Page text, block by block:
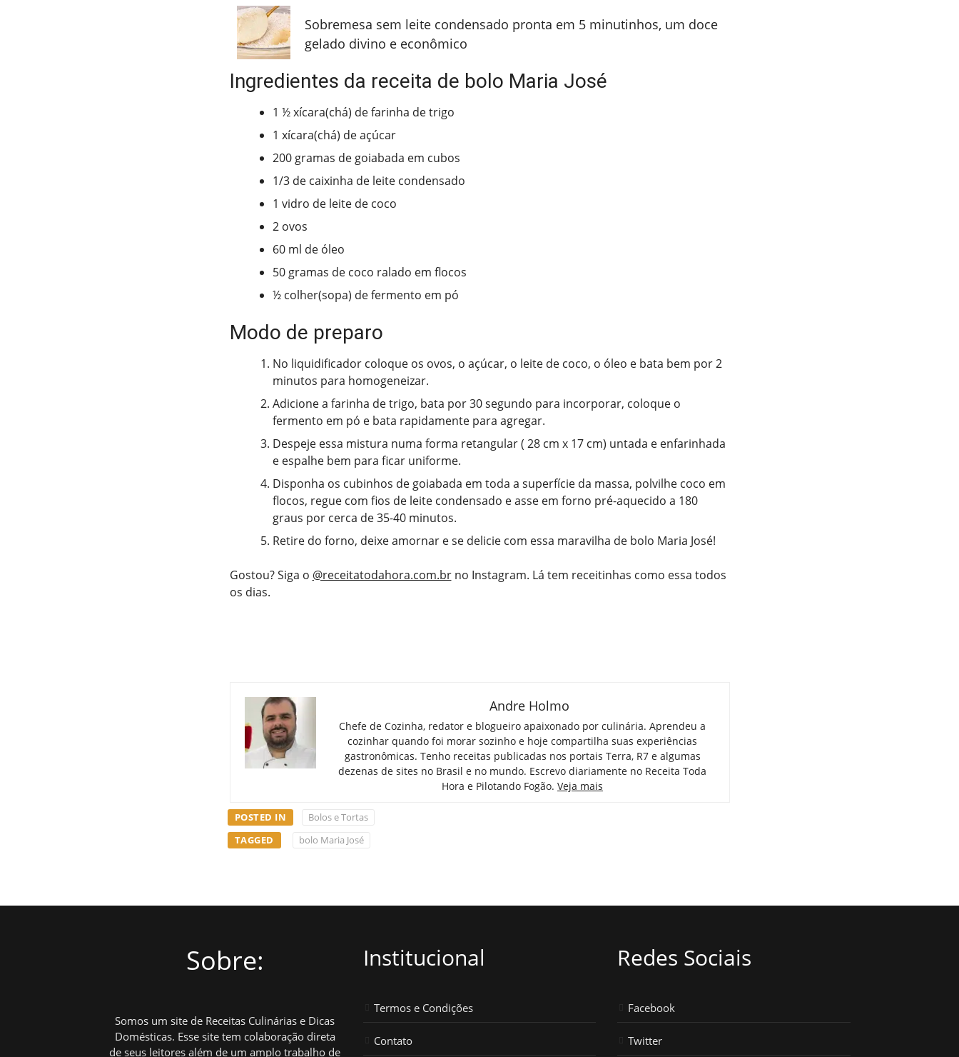
Sobremesa sem leite condensado pronta em 5 minutinhos, um doce
gelado divino e econômico
Ingredientes da receita de bolo Maria José
1 ½ xícara(chá) de farinha de trigo
1 xícara(chá) de açúcar
200 gramas de goiabada em cubos
1/3 de caixinha de leite condensado
1 vidro de leite de coco
2 ovos
60 ml de óleo
50 gramas de coco ralado em flocos
½ colher(sopa) de fermento em pó
Modo de preparo
No liquidificador coloque os ovos, o açúcar, o leite de coco, o óleo e bata bem por 2
minutos para homogeneizar.
Adicione a farinha de trigo, bata por 30 segundo para incorporar, coloque o
fermento em pó e bata rapidamente para agregar.
Despeje essa mistura numa forma retangular ( 28 cm x 17 cm) untada e enfarinhada
e espalhe bem para ficar uniforme.
Disponha os cubinhos de goiabada em toda a superfície da massa, polvilhe coco em
flocos, regue com fios de leite condensado e asse em forno pré-aquecido a 180
graus por cerca de 35-40 minutos.
Retire do forno, deixe amornar e se delicie com essa maravilha de bolo Maria José!
Gostou? Siga o @receitatodahora.com.brno Instagram. Lá tem receitinhas como essa todos
os dias.
Andre Holmo
Chefe de Cozinha, redator e blogueiro apaixonado por culinária. Aprendeu a
cozinhar quando foi morar sozinho e hoje compartilha suas experiências
gastronômicas. Tenho receitas publicadas nos portais Terra, R7 e algumas
dezenas de sites no Brasil e no mundo. Escrevo diariamente no Receita Toda
Hora e Pilotando Fogão. Veja mais
POSTED IN
Bolos e Tortas
TAGGED
bolo Maria José
Sobre:
Somos um site de Receitas Culinárias e Dicas
Domésticas. Esse site tem colaboração direta
de seus leitores além de um amplo trabalho de
Institucional
Termos e Condições
Contato
Redes Sociais
Facebook
Twitter